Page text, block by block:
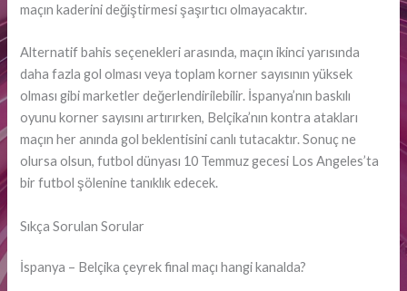
maçın kaderini değiştirmesi şaşırtıcı olmayacaktır.
Alternatif bahis seçenekleri arasında, maçın ikinci yarısında
daha fazla gol olması veya toplam korner sayısının yüksek
olması gibi marketler değerlendirilebilir. İspanya’nın baskılı
oyunu korner sayısını artırırken, Belçika’nın kontra atakları
maçın her anında gol beklentisini canlı tutacaktır. Sonuç ne
olursa olsun, futbol dünyası 10 Temmuz gecesi Los Angeles’ta
bir futbol şölenine tanıklık edecek.
Sıkça Sorulan Sorular
İspanya – Belçika çeyrek final maçı hangi kanalda?